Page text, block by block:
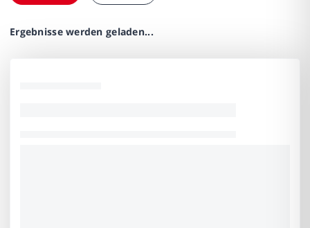
Ergebnisse werden geladen...